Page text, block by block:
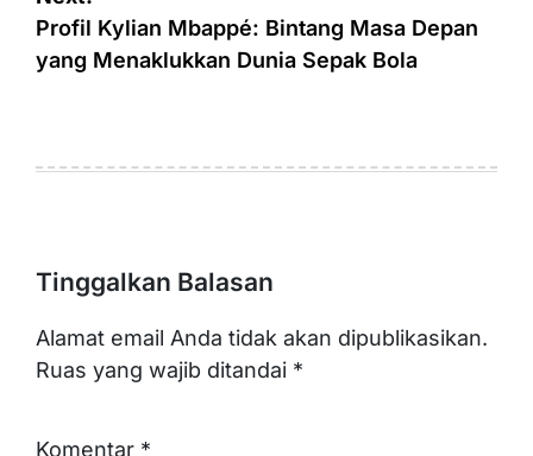
Profil Kylian Mbappé: Bintang Masa Depan
yang Menaklukkan Dunia Sepak Bola
Tinggalkan Balasan
Alamat email Anda tidak akan dipublikasikan.
Ruas yang wajib ditandai *
Komentar *